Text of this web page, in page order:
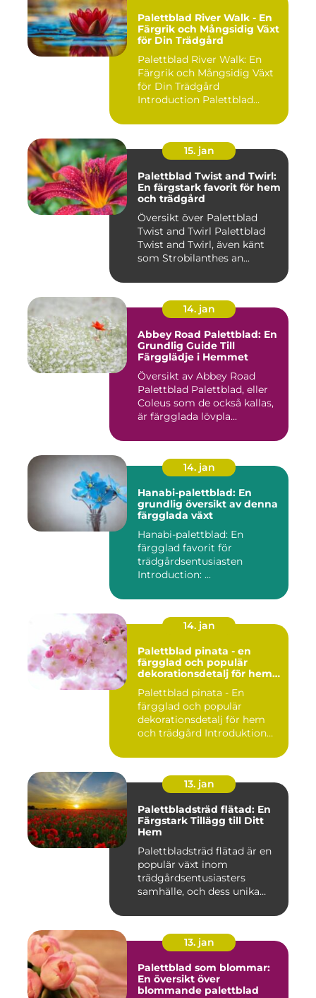
Palettblad River Walk - En
Färgrik och Mångsidig Växt
för Din Trädgård
Palettblad River Walk: En
Färgrik och Mångsidig Växt
för Din Trädgård
Introduction Palettblad
15. jan
Palettblad Twist and Twirl:
En färgstark favorit för hem
och trädgård
Översikt över Palettblad
Twist and Twirl Palettblad
Twist and Twirl, även känt
som Strobilanthes an...
14. jan
Abbey Road Palettblad: En
Grundlig Guide Till
Färgglädje i Hemmet
Översikt av Abbey Road
Palettblad Palettblad, eller
Coleus som de också kallas,
är färgglada lövpla...
14. jan
Hanabi-palettblad: En
grundlig översikt av denna
färgglada växt
Hanabi-palettblad: En
färgglad favorit för
trädgårdsentusiasten
Introduction: ...
14. jan
Palettblad pinata - en
färgglad och populär
dekorationsdetalj för hem
Palettblad pinata - En
färgglad och populär
dekorationsdetalj för hem
och trädgård Introduktion
13. jan
Palettbladsträd flätad: En
Färgstark Tillägg till Ditt
Hem
Palettbladsträd flätad är en
populär växt inom
trädgårdsentusiasters
samhälle, och dess unika
13. jan
Palettblad som blommar:
En översikt över
blommande palettblad